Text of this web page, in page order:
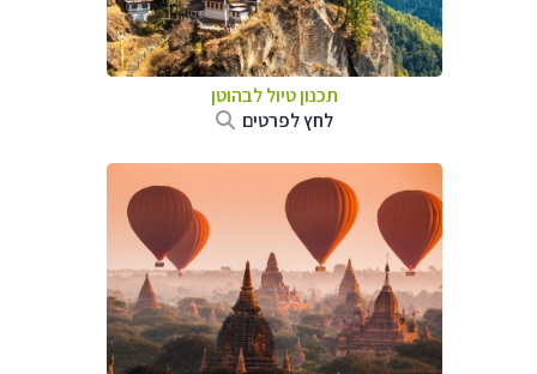
תכנון טיול לבהוטן
לחץ לפרטים